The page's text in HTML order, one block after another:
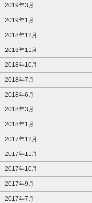
2019年3月
2019年1月
2018年12月
2018年11月
2018年10月
2018年7月
2018年6月
2018年3月
2018年1月
2017年12月
2017年11月
2017年10月
2017年9月
2017年7月